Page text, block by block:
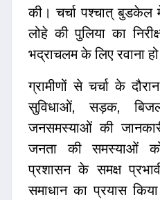
की। चर्चा पश्चात् बुडकेल में
लोहे की पुलिया का
भद्राचलम के लिए रवाना
ग्रामीणों से चर्चा के
सुविधाओं, सड़क,
जनसमस्याओं की
जनता की समस्याओं
प्रशासन के समक्ष
समाधान का प्रयास